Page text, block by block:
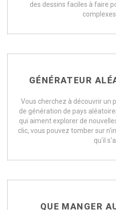
des dessins faciles à faire
complexes
GÉNÉRATEUR
Vous cherchez à découvrir un
de génération de pays
qui aiment explorer de
clic, vous pouvez tomber sur
qu'il
QUE MANGER